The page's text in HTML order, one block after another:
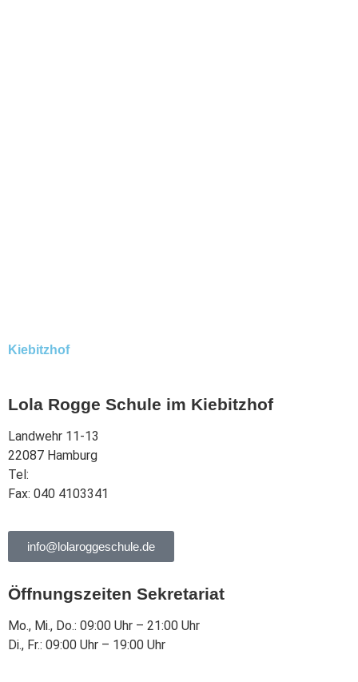
Kiebitzhof
Lola Rogge Schule im Kiebitzhof
Landwehr 11-13
22087 Hamburg
Tel:
Fax: 040 4103341
info@lolaroggeschule.de
Öffnungszeiten Sekretariat
Mo., Mi., Do.: 09:00 Uhr – 21:00 Uhr
Di., Fr.: 09:00 Uhr – 19:00 Uhr